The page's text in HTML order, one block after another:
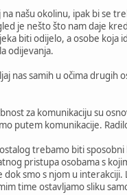
našu okolinu, ipak bi se
je nešto što nam daje
biti odijelo, a osobe koja
odijevanja.
nas samih u očima
za komunikaciju su
putem komunikacije.
trebamo biti
pristupa osobama s
smo s njom u
time ostavljamo sliku